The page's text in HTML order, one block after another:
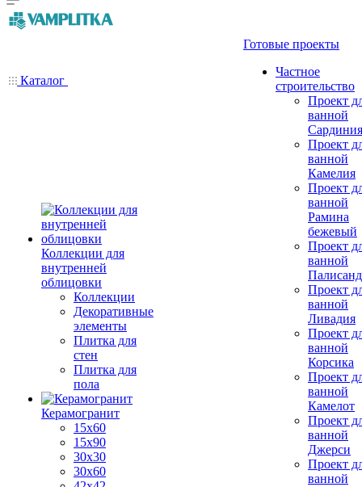
Каталог
Коллекции для
внутренней
облицовки
Коллекции
Декоративные
элементы
Плитка для
стен
Плитка для
пола
Керамогранит
15х60
15x90
30х30
30х60
Готовые проекты
Частное
строительство
Проект
ванной
Сардиния
Проект
ванной
Камелия
Проект
ванной
Рамина
бежевый
Проект
ванной
Проект
ванной
Ливадия
Проект
ванной
Корсика
Проект
ванной
Камелот
Проект
ванной
Джерси
Проект
ванной